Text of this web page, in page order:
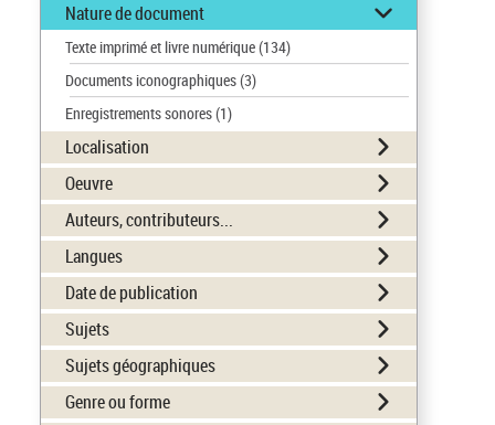
Nature de document
Texte imprimé et livre numérique(134)
Documents iconographiques(3)
Enregistrements sonores(1)
Localisation
Oeuvre
Auteurs, contributeurs...
Langues
Date de publication
Sujets
Sujets géographiques
Genre ou forme